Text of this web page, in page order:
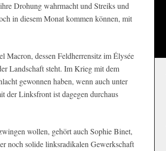
Drohung wahrmacht und Streiks und
in diesem Monat kommen können, mit
Macron, dessen Feldherrensitz im Élysée
Landschaft steht. Im Krieg mit dem
gewonnen haben, wenn auch unter
der Linksfront ist dagegen durchaus
wollen, gehört auch Sophie Binet,
noch solide linksradikalen Gewerkschaft